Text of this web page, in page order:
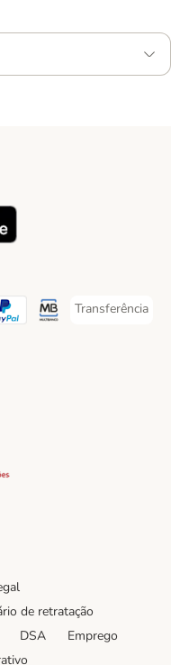
Method
Method
Payment Method
Payment Method
Multibanco Payment
Transferência
Transferência
de retratação
DSA
Emprego